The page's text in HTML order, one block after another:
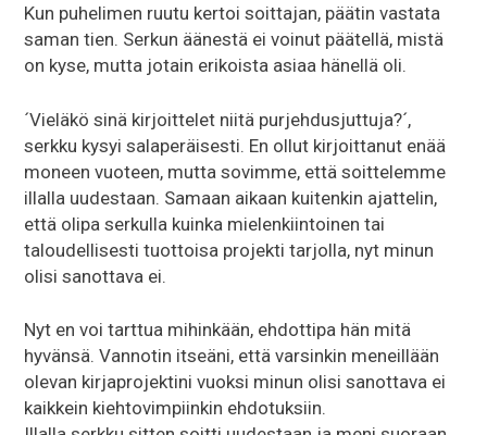
Kun puhelimen ruutu kertoi soittajan, päätin vastata
saman tien. Serkun äänestä ei voinut päätellä, mistä
on kyse, mutta jotain erikoista asiaa hänellä oli.
´Vieläkö sinä kirjoittelet niitä purjehdusjuttuja?´,
serkku kysyi salaperäisesti. En ollut kirjoittanut enää
moneen vuoteen, mutta sovimme, että soittelemme
illalla uudestaan. Samaan aikaan kuitenkin ajattelin,
että olipa serkulla kuinka mielenkiintoinen tai
taloudellisesti tuottoisa projekti tarjolla, nyt minun
olisi sanottava ei.
Nyt en voi tarttua mihinkään, ehdottipa hän mitä
hyvänsä. Vannotin itseäni, että varsinkin meneillään
olevan kirjaprojektini vuoksi minun olisi sanottava ei
kaikkein kiehtovimpiinkin ehdotuksiin.